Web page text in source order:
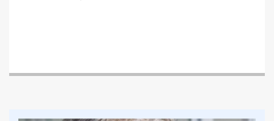
дорожных знаков и другие элементы